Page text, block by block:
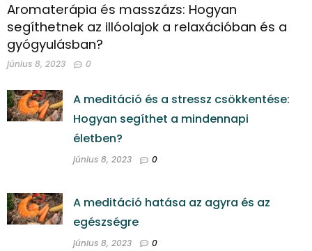
Aromaterápia és masszázs: Hogyan
segíthetnek az illóolajok a relaxációban és a
gyógyulásban?
június 8, 2023 0
A meditáció és a stressz csökkentése:
Hogyan segíthet a mindennapi
életben?
június 8, 2023 0
A meditáció hatása az agyra és az
egészségre
június 8, 2023 0